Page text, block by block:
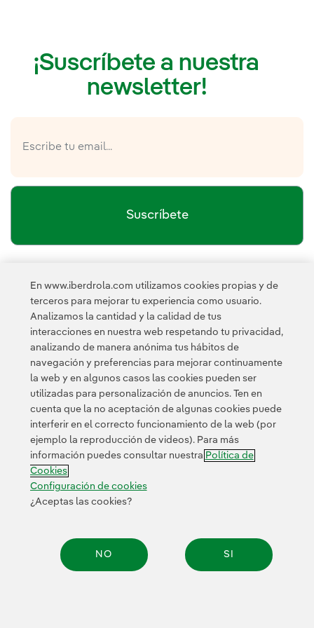
¡Suscríbete a nuestra
newsletter!
Suscríbete
Newsletter
Enlace externo, se abre en ventana nueva.
Esta página está protegida por reCAPTCHA y se aplican la
Política de privacidad y los Términos de servicio
Contacta Clientes Política de Privacidad Información legal
Transparencia en el uso de la IA Política de cookies
Configuración de cookies Accesibilidad
En www.iberdrola.com utilizamos cookies propias y de
terceros para mejorar tu experiencia como usuario.
Analizamos la cantidad y la calidad de tus
interacciones en nuestra web respetando tu privacidad,
analizando de manera anónima tus hábitos de
navegación y preferencias para mejorar continuamente
la web y en algunos casos las cookies pueden ser
utilizadas para personalización de anuncios. Ten en
cuenta que la no aceptación de algunas cookies puede
interferir en el correcto funcionamiento de la web (por
ejemplo la reproducción de videos). Para más
información puedes consultar nuestra Política de
Cookies
Configuración de cookies
¿Aceptas las cookies?
NO SI